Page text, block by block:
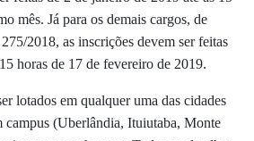
mês. Já para os demais cargos, de
2018, as inscrições devem ser feitas
horas de 17 de fevereiro de 2019.
lotados em qualquer uma das cidades
campus (Uberlândia, Ituiutaba, Monte